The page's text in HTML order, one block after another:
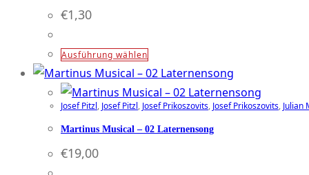
Optionen
können
auf
der
Produktseite
€1,30
Ausführung wählenDieses
Produkt
weist
mehrere
Varianten
Josef Pitzl, Josef Pitzl, Josef Prikoszovits, Josef Prikoszovits, Julian
Martinus Musical – 02 Laternensong
€19,00